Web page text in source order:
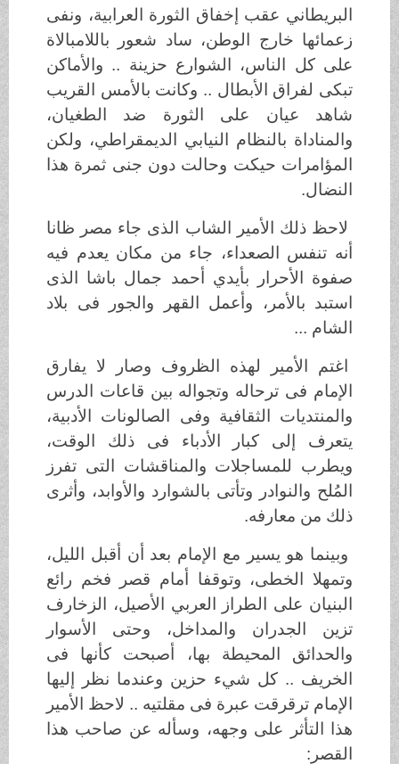
البريطاني عقب إخفاق الثورة العرابية، ونفى
زعمائها خارج الوطن، ساد شعور باللامبالاة
على كل الناس، الشوارع حزينة .. والأماكن
تبكى لفراق الأبطال .. وكانت بالأمس القريب
شاهد عيان على الثورة ضد الطغيان،
والمناداة بالنظام النيابي الديمقراطي، ولكن
المؤامرات حيكت وحالت دون جنى ثمرة هذا
النضال.
لاحظ ذلك الأمير الشاب الذى جاء مصر ظانا
أنه تنفس الصعداء، جاء من مكان يعدم فيه
صفوة الأحرار بأيدي أحمد جمال باشا الذى
استبد بالأمر، وأعمل القهر والجور فى بلاد
الشام ...
اغتم الأمير لهذه الظروف وصار لا يفارق
الإمام فى ترحاله وتجواله بين قاعات الدرس
والمنتديات الثقافية وفى الصالونات الأدبية،
يتعرف إلى كبار الأدباء فى ذلك الوقت،
ويطرب للمساجلات والمناقشات التى تفرز
المُلح والنوادر وتأتى بالشوارد والأوابد، وأثرى
ذلك من معارفه.
وبينما هو يسير مع الإمام بعد أن أقبل الليل،
وتمهلا الخطى، وتوقفا أمام قصر فخم رائع
البنيان على الطراز العربي الأصيل، الزخارف
تزين الجدران والمداخل، وحتى الأسوار
والحدائق المحيطة بها، أصبحت كأنها فى
الخريف .. كل شيء حزين وعندما نظر إليها
الإمام ترقرقت عبرة فى مقلتيه .. لاحظ الأمير
هذا التأثر على وجهه، وسأله عن صاحب هذا
القصر: